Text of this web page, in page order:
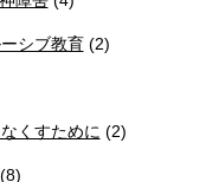
シブ教育(2)
くすために (2)